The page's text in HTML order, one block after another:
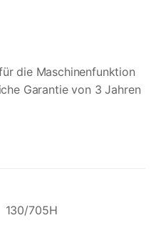
die Maschinenfunktion
Garantie von 3 Jahren
130/705H